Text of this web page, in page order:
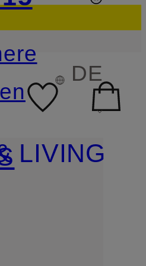
DE
LIVING